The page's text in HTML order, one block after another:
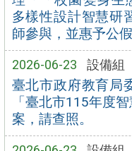
多樣性設計智慧研
師參與，並惠予公
2026-06-23 設備組
臺北市政府教育局
「臺北市115年度
案，請查照。